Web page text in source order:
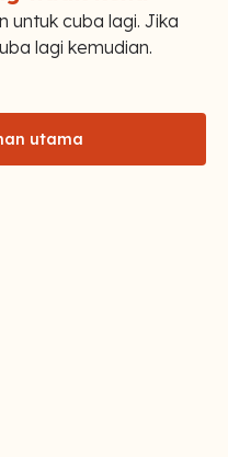
untuk cuba lagi. Jika
lagi kemudian.
utama